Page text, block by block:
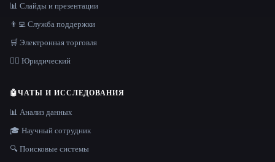
📊 Слайды и презентации
👨‍💻 Служба поддержки
🛒 Электронная торговля
👩‍⚖️ Юридический
🤖ЧАТЫ И ИССЛЕДОВАНИЯ
📊 Анализ данных
🎓 Научный сотрудник
🔍 Поисковые системы